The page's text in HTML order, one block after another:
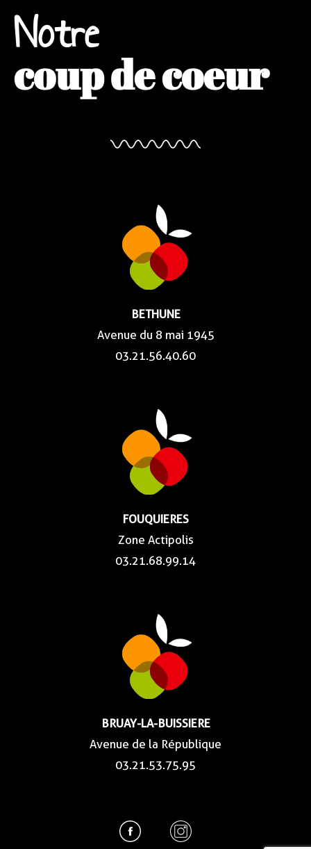
Notre
coup de coeur
BETHUNE
Avenue du 8 mai 1945
03.21.56.40.60
FOUQUIERES
Zone Actipolis
03.21.68.99.14
BRUAY-LA-BUISSIERE
Avenue de la République
03.21.53.75.95